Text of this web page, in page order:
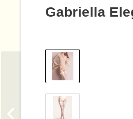
Gabriella